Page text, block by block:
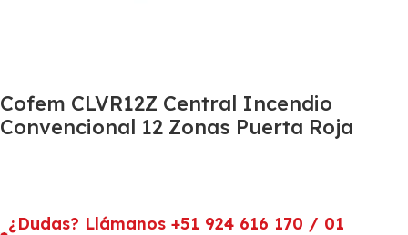
Cofem CLVR12Z Central Incendio
Convencional 12 Zonas Puerta Roja
¿Dudas? Llámanos +51 924 616 170 / 01